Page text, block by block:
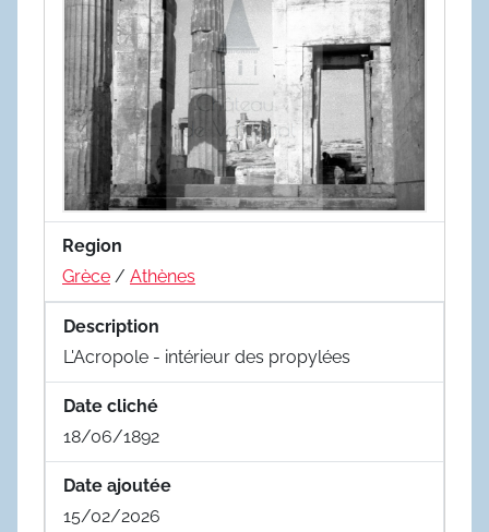
Region
Grèce / Athènes
Description
L'Acropole - intérieur des propylées
Date cliché
18/06/1892
Date ajoutée
15/02/2026